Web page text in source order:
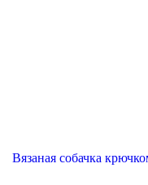
Вязаная собачка